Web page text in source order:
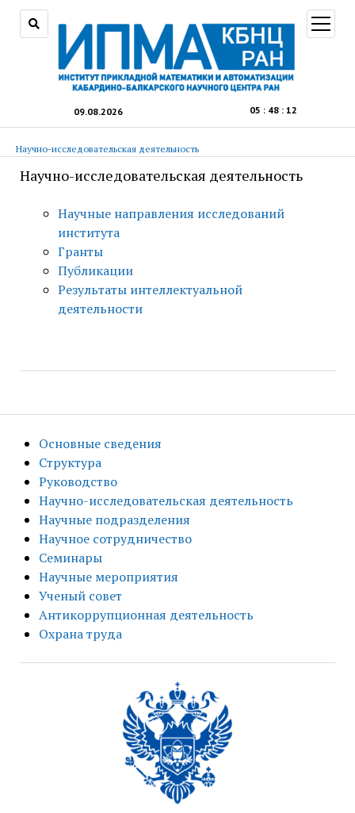
09.08.2026 05 : 48 : 13
меню
Основные сведения
Структура
Руководство
Научно-исследовательская деятельность
Научные подразделения
Научное сотрудничество
Семинары
Научные мероприятия
Ученый совет
Антикоррупционная деятельность
Охрана труда
Научно-исследовательская деятельность
Научно-исследовательская деятельность
Научные направления исследований
института
Гранты
Публикации
Результаты интеллектуальной
деятельности